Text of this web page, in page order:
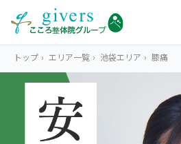
IKEBUKURO 池袋エリアトップ
トップ › エリア一覧 › 池袋エリア › 膝痛